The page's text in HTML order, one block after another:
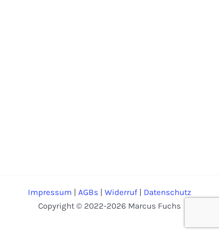
Impressum | AGBs | Widerruf | Datenschutz
Copyright © 2022-2026 Marcus Fuchs